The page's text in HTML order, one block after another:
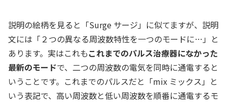
説明の絵柄を見ると「Surge サージ」に似てますが、説明
文には「２つの異なる周波数特性を一つのモードに…」と
あります。実はこれもこれまでのパルス治療器になかった
最新のモードで、二つの周波数の電気を同時に通電すると
いうことです。これまでのパルスだと「mix ミックス」と
いう表記で、高い周波数と低い周波数を順番に通電するモ